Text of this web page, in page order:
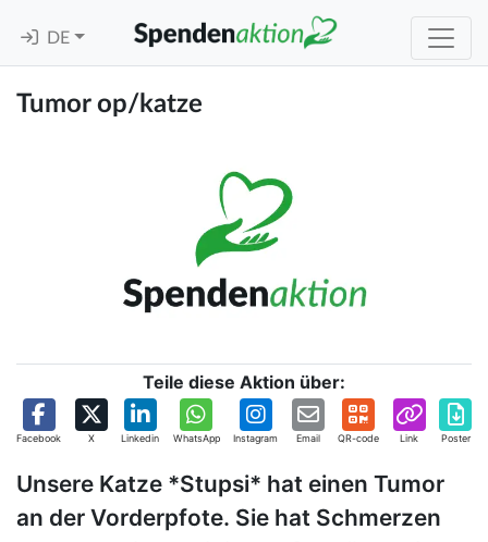
DE
Tumor op/katze
Teile diese Aktion über:
Facebook X Linkedin WhatsApp Instagram Email QR-code Link Poster
Unsere Katze *Stupsi* hat einen Tumor
an der Vorderpfote. Sie hat Schmerzen